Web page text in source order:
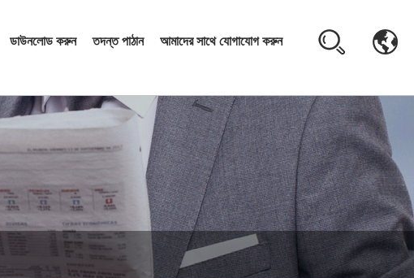
ডাউনলোড করুন তদন্ত পাঠান আমাদের সাথে যোগাযোগ করুন